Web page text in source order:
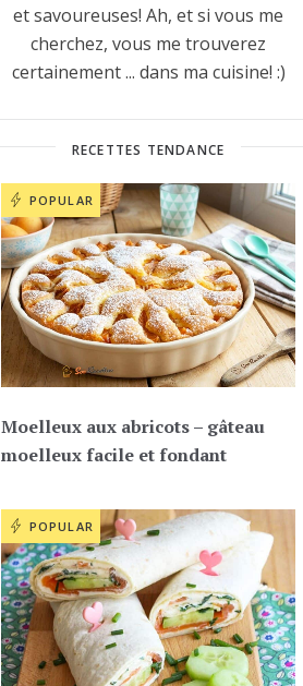
et savoureuses! Ah, et si vous me
cherchez, vous me trouverez
certainement ... dans ma cuisine! :)
RECETTES TENDANCE
POPULAR
Moelleux aux abricots – gâteau
moelleux facile et fondant
POPULAR